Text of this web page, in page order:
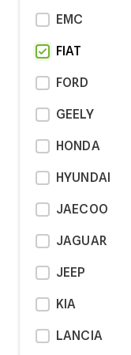
EMC
FIAT
FORD
GEELY
HONDA
HYUNDAI
JAECOO
JAGUAR
JEEP
KIA
LANCIA